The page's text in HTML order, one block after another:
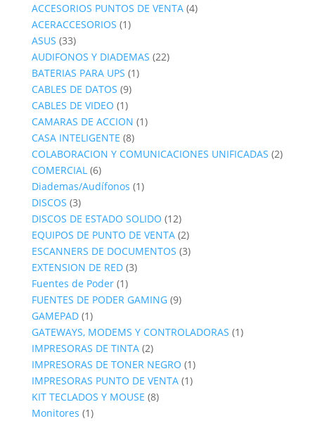
ACCESORIOS PUNTOS DE VENTA 44
ACERACCESORIOS 11
ASUS 3333
productos
AUDIFONOS Y DIADEMAS 2222
BATERIAS PARA UPS 11
CABLES DE DATOS 99
productos
CABLES DE VIDEO 11
producto
CAMARAS DE ACCION 11
CASA INTELIGENTE 88
productos
COLABORACION Y COMUNICACIONES UNIFICADAS 22
COMERCIAL 66
productos
Diademas/Audífonos 11
DISCOS 33
productos
DISCOS DE ESTADO SOLIDO 1212
productos
EQUIPOS DE PUNTO DE VENTA 22
productos
ESCANNERS DE DOCUMENTOS 33
EXTENSION DE RED 33
Fuentes de Poder 11
producto
FUENTES DE PODER GAMING 99
GAMEPAD 11
producto
GATEWAYS, MODEMS Y CONTROLADORAS 11
IMPRESORAS DE TINTA 22
productos
IMPRESORAS DE TONER NEGRO 11
producto
IMPRESORAS PUNTO DE VENTA 11
KIT TECLADOS Y MOUSE 88
Monitores 11